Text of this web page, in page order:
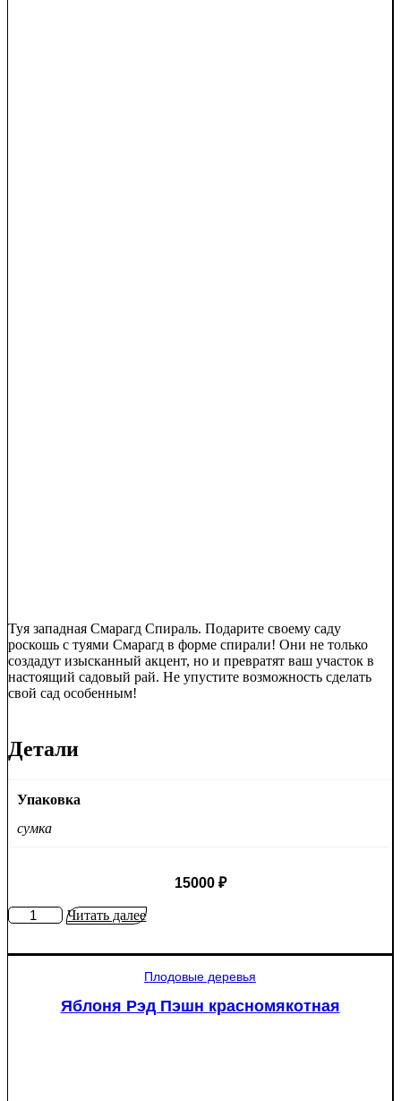
Туя западная Смарагд Спираль. Подарите своему саду
роскошь с туями Смарагд в форме спирали! Они не только
создадут изысканный акцент, но и превратят ваш участок в
настоящий садовый рай. Не упустите возможность сделать
свой сад особенным!
Детали
Упаковка
сумка
15000 ₽
КоличествоЧитать далее
Плодовые деревья
Яблоня Рэд Пэшн красномякотная